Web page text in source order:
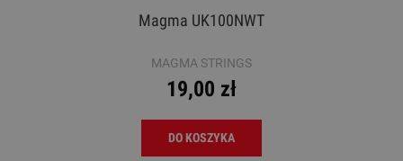
Magma UK100NWT
MAGMA STRINGS
19,00 zł
DO KOSZYKA